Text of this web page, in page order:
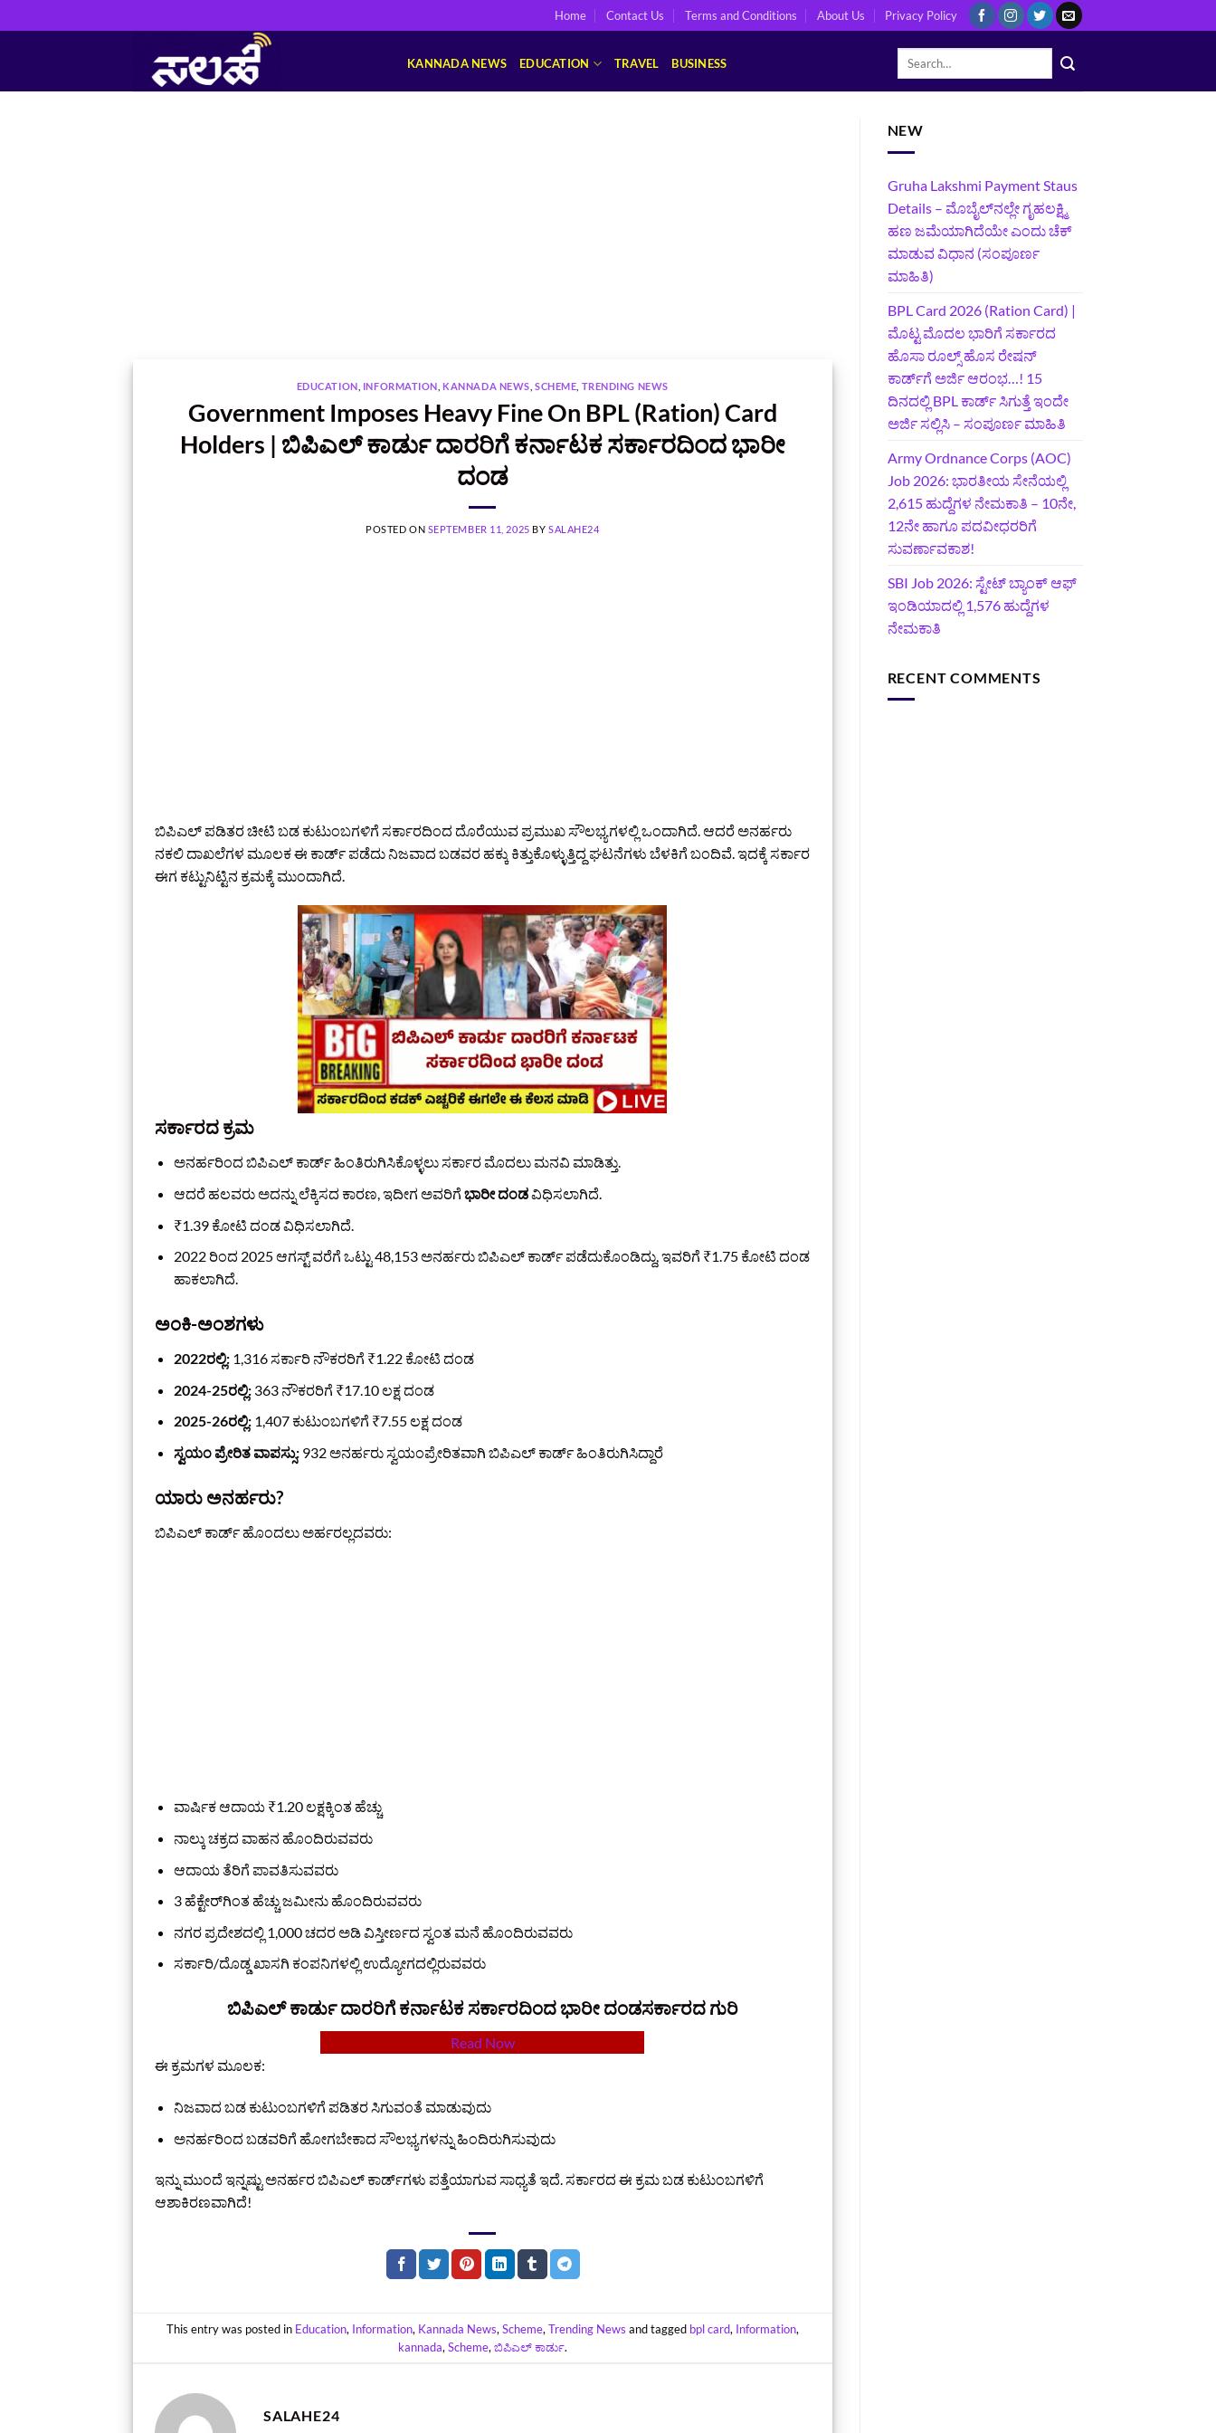
to
Home Contact Us Terms and Conditions About Us Privacy Policy
KANNADA NEWS EDUCATION TRAVEL BUSINESS
EDUCATION INFORMATION ,KANNADA NEWS ,SCHEME TRENDING NEWS
Government Imposes Heavy Fine On BPL (Ration) Card
Holders | ಬಿಪಿಎಲ್ ಕಾರ್ಡು ದಾರರಿಗೆ ಕರ್ನಾಟಕ ಸರ್ಕಾರದಿಂದ ಭಾರೀ
ದಂಡ
POSTED ON SEPTEMBER 11, 2025 BY SALAHE24
ಬಿಪಿಎಲ್ ಪಡಿತರ ಚೀಟಿ ಬಡ ಕುಟುಂಬಗಳಿಗೆ ಸರ್ಕಾರದಿಂದ ದೊರೆಯುವ ಪ್ರಮುಖ ಸೌಲಭ್ಯಗಳಲ್ಲಿ ಒಂದಾಗಿದೆ. ಆದರೆ ಅನರ್ಹರು
ನಕಲಿ ದಾಖಲೆಗಳ ಮೂಲಕ ಈ ಕಾರ್ಡ್ ಪಡೆದು ನಿಜವಾದ ಬಡವರ ಹಕ್ಕು ಕಿತ್ತುಕೊಳ್ಳುತ್ತಿದ್ದ ಘಟನೆಗಳು ಬೆಳಕಿಗೆ ಬಂದಿವೆ. ಇದಕ್ಕೆ ಸರ್ಕಾರ
ಈಗ ಕಟ್ಟುನಿಟ್ಟಿನ ಕ್ರಮಕ್ಕೆ ಮುಂದಾಗಿದೆ.
ಸರ್ಕಾರದ ಕ್ರಮ
ಅನರ್ಹರಿಂದ ಬಿಪಿಎಲ್ ಕಾರ್ಡ್ ಹಿಂತಿರುಗಿಸಿಕೊಳ್ಳಲು ಸರ್ಕಾರ ಮೊದಲು ಮನವಿ ಮಾಡಿತ್ತು.
ಆದರೆ ಹಲವರು ಅದನ್ನು ಲೆಕ್ಕಿಸದ ಕಾರಣ, ಇದೀಗ ಅವರಿಗೆ ಭಾರೀ ದಂಡವಿಧಿಸಲಾಗಿದೆ.
₹1.39 ಕೋಟಿ ದಂಡ ವಿಧಿಸಲಾಗಿದೆ.
2022 ರಿಂದ 2025 ಆಗಸ್ಟ್ ವರೆಗೆ ಒಟ್ಟು 48,153 ಅನರ್ಹರು ಬಿಪಿಎಲ್ ಕಾರ್ಡ್ ಪಡೆದುಕೊಂಡಿದ್ದು, ಇವರಿಗೆ ₹1.75 ಕೋಟಿ ದಂಡ
ಹಾಕಲಾಗಿದೆ.
ಅಂಕಿ-ಅಂಶಗಳು
2022ರಲ್ಲಿ:1,316 ಸರ್ಕಾರಿ ನೌಕರರಿಗೆ ₹1.22 ಕೋಟಿ ದಂಡ
2024-25ರಲ್ಲಿ:363 ನೌಕರರಿಗೆ ₹17.10 ಲಕ್ಷ ದಂಡ
2025-26ರಲ್ಲಿ:1,407 ಕುಟುಂಬಗಳಿಗೆ ₹7.55 ಲಕ್ಷ ದಂಡ
ಸ್ವಯಂ ಪ್ರೇರಿತ ವಾಪಸ್ಸು:932 ಅನರ್ಹರು ಸ್ವಯಂಪ್ರೇರಿತವಾಗಿ ಬಿಪಿಎಲ್ ಕಾರ್ಡ್ ಹಿಂತಿರುಗಿಸಿದ್ದಾರೆ
ಯಾರು ಅನರ್ಹರು?
ಬಿಪಿಎಲ್ ಕಾರ್ಡ್ ಹೊಂದಲು ಅರ್ಹರಲ್ಲದವರು:
ವಾರ್ಷಿಕ ಆದಾಯ ₹1.20 ಲಕ್ಷಕ್ಕಿಂತ ಹೆಚ್ಚು
ನಾಲ್ಕು ಚಕ್ರದ ವಾಹನ ಹೊಂದಿರುವವರು
ಆದಾಯ ತೆರಿಗೆ ಪಾವತಿಸುವವರು
3 ಹೆಕ್ಟೇರ್‌ಗಿಂತ ಹೆಚ್ಚು ಜಮೀನು ಹೊಂದಿರುವವರು
ನಗರ ಪ್ರದೇಶದಲ್ಲಿ 1,000 ಚದರ ಅಡಿ ವಿಸ್ತೀರ್ಣದ ಸ್ವಂತ ಮನೆ ಹೊಂದಿರುವವರು
ಸರ್ಕಾರಿ/ದೊಡ್ಡ ಖಾಸಗಿ ಕಂಪನಿಗಳಲ್ಲಿ ಉದ್ಯೋಗದಲ್ಲಿರುವವರು
ಬಿಪಿಎಲ್ ಕಾರ್ಡು ದಾರರಿಗೆ ಕರ್ನಾಟಕ ಸರ್ಕಾರದಿಂದ ಭಾರೀ ದಂಡಸರ್ಕಾರದ ಗುರಿ
Read Now
ಈ ಕ್ರಮಗಳ ಮೂಲಕ:
ನಿಜವಾದ ಬಡ ಕುಟುಂಬಗಳಿಗೆ ಪಡಿತರ ಸಿಗುವಂತೆ ಮಾಡುವುದು
ಅನರ್ಹರಿಂದ ಬಡವರಿಗೆ ಹೋಗಬೇಕಾದ ಸೌಲಭ್ಯಗಳನ್ನು ಹಿಂದಿರುಗಿಸುವುದು
ಇನ್ನು ಮುಂದೆ ಇನ್ನಷ್ಟು ಅನರ್ಹರ ಬಿಪಿಎಲ್ ಕಾರ್ಡ್‌ಗಳು ಪತ್ತೆಯಾಗುವ ಸಾಧ್ಯತೆ ಇದೆ. ಸರ್ಕಾರದ ಈ ಕ್ರಮ ಬಡ ಕುಟುಂಬಗಳಿಗೆ
ಆಶಾಕಿರಣವಾಗಿದೆ!
This entry was posted in Education, Information, Kannada News, Scheme, Trending News and tagged bpl card, Information,
kannada, Scheme, ಬಿಪಿಎಲ್ ಕಾರ್ಡು.
SALAHE24
NEW
Gruha Lakshmi Payment Staus
Details – ಮೊಬೈಲ್‌ನಲ್ಲೇ ಗೃಹಲಕ್ಷ್ಮಿ
ಹಣ ಜಮೆಯಾಗಿದೆಯೇ ಎಂದು ಚೆಕ್
ಮಾಡುವ ವಿಧಾನ (ಸಂಪೂರ್ಣ
ಮಾಹಿತಿ)
BPL Card 2026 (Ration Card) |
ಮೊಟ್ಟ ಮೊದಲ ಭಾರಿಗೆ ಸರ್ಕಾರದ
ಹೊಸಾ ರೂಲ್ಸ್ ಹೊಸ ರೇಷನ್
ಕಾರ್ಡ್‌ಗೆ ಅರ್ಜಿ ಆರಂಭ…! 15
ದಿನದಲ್ಲಿ BPL ಕಾರ್ಡ್ ಸಿಗುತ್ತೆ ಇಂದೇ
ಅರ್ಜಿ ಸಲ್ಲಿಸಿ – ಸಂಪೂರ್ಣ ಮಾಹಿತಿ
Army Ordnance Corps (AOC)
Job 2026: ಭಾರತೀಯ ಸೇನೆಯಲ್ಲಿ
2,615 ಹುದ್ದೆಗಳ ನೇಮಕಾತಿ – 10ನೇ,
12ನೇ ಹಾಗೂ ಪದವೀಧರರಿಗೆ
ಸುವರ್ಣಾವಕಾಶ!
SBI Job 2026: ಸ್ಟೇಟ್ ಬ್ಯಾಂಕ್ ಆಫ್
ಇಂಡಿಯಾದಲ್ಲಿ 1,576 ಹುದ್ದೆಗಳ
ನೇಮಕಾತಿ
RECENT COMMENTS